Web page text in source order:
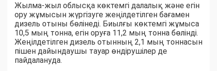
Жылма-жыл облысқа көктемгі далалық және егін
ору жұмысын жүргізуге жеңілдетілген бағамен
дизель отыны бөлінеді. Биылғы көктемгі жұмыса
10,5 мың тонна, егін оруға 11,2 мың тонна бөлінді.
Жеңілдетілген дизель отынның 2,1 мың тоннасын
пішен дайындаушы тауар өндірушілер де
пайдалануда.